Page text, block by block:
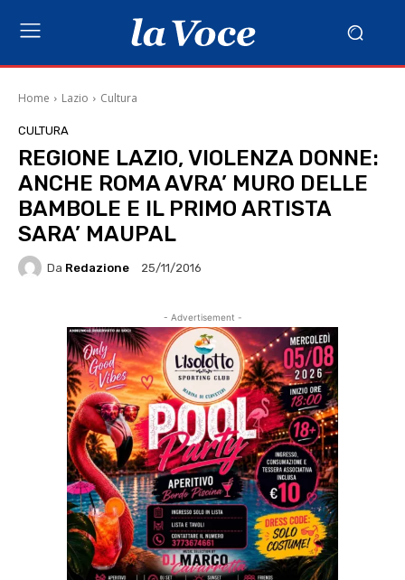
Home Lazio Cultura
CULTURA
REGIONE LAZIO, VIOLENZA DONNE:
ANCHE ROMA AVRA’ MURO DELLE
BAMBOLE E IL PRIMO ARTISTA
SARA’ MAUPAL
Da Redazione 25/11/2016
- Advertisement -